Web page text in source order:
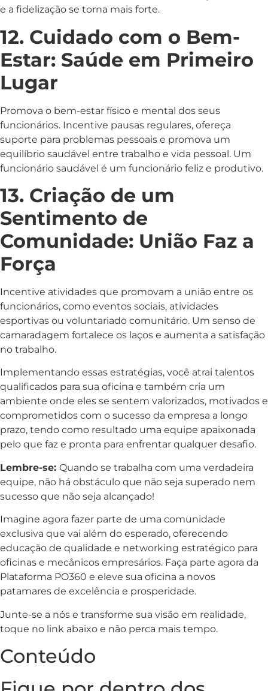
e a fidelização se torna mais forte.
12. Cuidado com o Bem-
Estar: Saúde em Primeiro
Lugar
Promova o bem-estar físico e mental dos seus
funcionários. Incentive pausas regulares, ofereça
suporte para problemas pessoais e promova um
equilíbrio saudável entre trabalho e vida pessoal. Um
funcionário saudável é um funcionário feliz e produtivo.
13. Criação de um
Sentimento de
Comunidade: União Faz a
Força
Incentive atividades que promovam a união entre os
funcionários, como eventos sociais, atividades
esportivas ou voluntariado comunitário. Um senso de
camaradagem fortalece os laços e aumenta a satisfação
no trabalho.
Implementando essas estratégias, você atrai talentos
qualificados para sua oficina e também cria um
ambiente onde eles se sentem valorizados, motivados e
comprometidos com o sucesso da empresa a longo
prazo, tendo como resultado uma equipe apaixonada
pelo que faz e pronta para enfrentar qualquer desafio.
Lembre-se: Quando se trabalha com uma verdadeira
equipe, não há obstáculo que não seja superado nem
sucesso que não seja alcançado!
Imagine agora fazer parte de uma comunidade
exclusiva que vai além do esperado, oferecendo
educação de qualidade e networking estratégico para
oficinas e mecânicos empresários. Faça parte agora da
Plataforma PO360 e eleve sua oficina a novos
patamares de excelência e prosperidade.
Junte-se a nós e transforme sua visão em realidade,
toque no link abaixo e não perca mais tempo.
Conteúdo